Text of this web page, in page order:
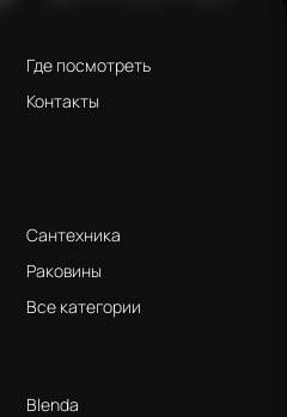
Где посмотреть
Контакты
Сантехника
Раковины
Все категории
Blenda